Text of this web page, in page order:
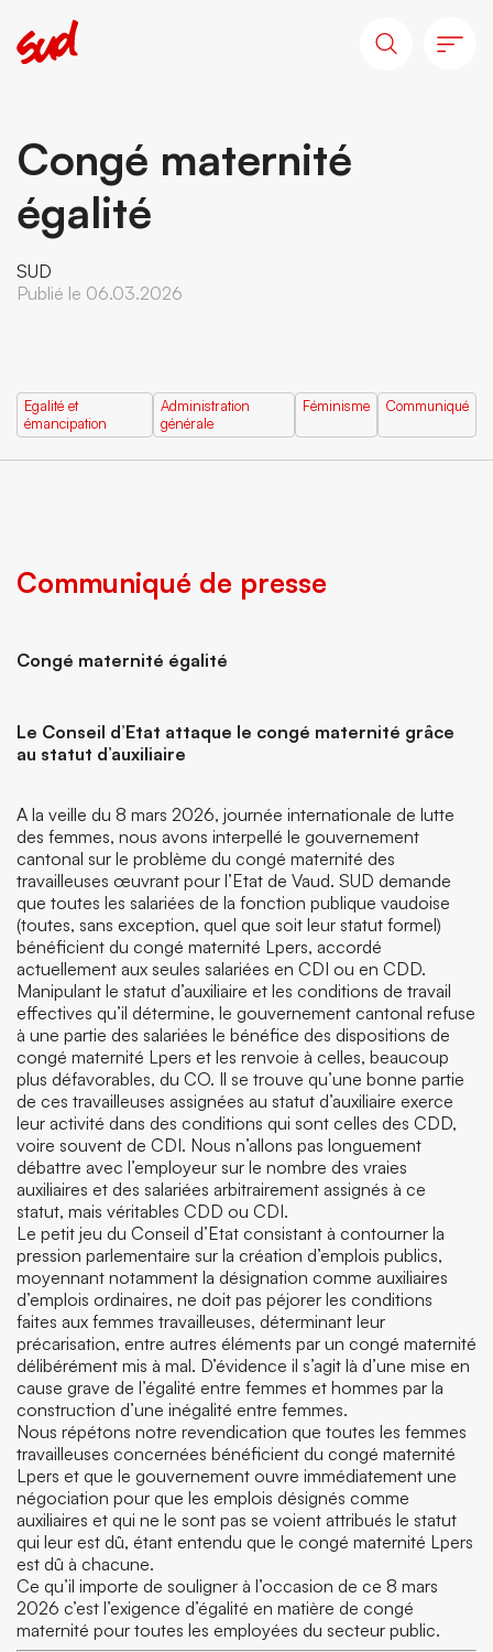
Congé maternité
égalité
SUD
Publié le 06.03.2026
Egalité et
émancipation
Administration
générale
Féminisme Communiqué
Communiqué de presse
Congé maternité égalité
Le Conseil d’Etat attaque le congé maternité grâce
au statut d’auxiliaire
A la veille du 8 mars 2026, journée internationale de lutte
des femmes, nous avons interpellé le gouvernement
cantonal sur le problème du congé maternité des
travailleuses œuvrant pour l’Etat de Vaud. SUD demande
que toutes les salariées de la fonction publique vaudoise
(toutes, sans exception, quel que soit leur statut formel)
bénéficient du congé maternité Lpers, accordé
actuellement aux seules salariées en CDI ou en CDD.
Manipulant le statut d’auxiliaire et les conditions de travail
effectives qu’il détermine, le gouvernement cantonal refuse
à une partie des salariées le bénéfice des dispositions de
congé maternité Lpers et les renvoie à celles, beaucoup
plus défavorables, du CO. Il se trouve qu’une bonne partie
de ces travailleuses assignées au statut d’auxiliaire exerce
leur activité dans des conditions qui sont celles des CDD,
voire souvent de CDI. Nous n’allons pas longuement
débattre avec l’employeur sur le nombre des vraies
auxiliaires et des salariées arbitrairement assignés à ce
statut, mais véritables CDD ou CDI.
Le petit jeu du Conseil d’Etat consistant à contourner la
pression parlementaire sur la création d’emplois publics,
moyennant notamment la désignation comme auxiliaires
d’emplois ordinaires, ne doit pas péjorer les conditions
faites aux femmes travailleuses, déterminant leur
précarisation, entre autres éléments par un congé maternité
délibérément mis à mal. D’évidence il s’agit là d’une mise en
cause grave de l’égalité entre femmes et hommes par la
construction d’une inégalité entre femmes.
Nous répétons notre revendication que toutes les femmes
travailleuses concernées bénéficient du congé maternité
Lpers et que le gouvernement ouvre immédiatement une
négociation pour que les emplois désignés comme
auxiliaires et qui ne le sont pas se voient attribués le statut
qui leur est dû, étant entendu que le congé maternité Lpers
est dû à chacune.
Ce qu’il importe de souligner à l’occasion de ce 8 mars
2026 c’est l’exigence d’égalité en matière de congé
maternité pour toutes les employées du secteur public.